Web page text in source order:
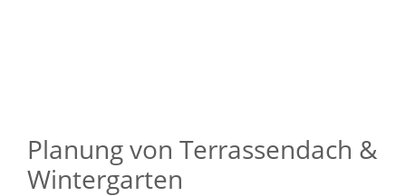
Planung von Terrassendach &
Wintergarten